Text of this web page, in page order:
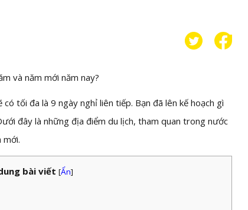
và năm mới năm nay?
tối đa là 9 ngày nghỉ liên tiếp. Bạn đã lên kế hoạch gì
đây là những địa điểm du lịch, tham quan trong nước
mới.
bài viết [Ẩn]